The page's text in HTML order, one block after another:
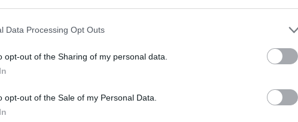
Data Processing Opt Outs
opt-out of the Sharing of my personal data.
opt-out of the Sale of my Personal Data.
Sports Arena.
CHAMPIONS LEAGUE 14/11/2016
ΠΑΟΚ: Κυκλοφόρησαν τα εισιτήρια με Σκρα Μπελσάτοφ